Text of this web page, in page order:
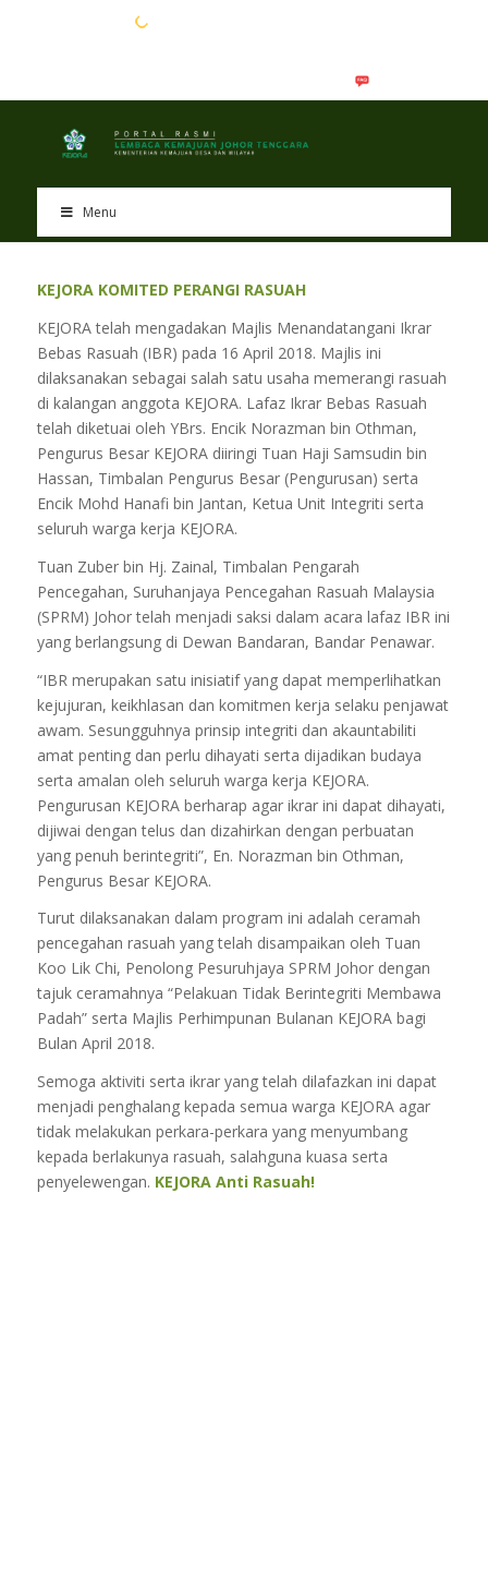
Menu
KEJORA KOMITED PERANGI RASUAH
KEJORA telah mengadakan Majlis Menandatangani Ikrar
Bebas Rasuah (IBR) pada 16 April 2018. Majlis ini
dilaksanakan sebagai salah satu usaha memerangi rasuah
di kalangan anggota KEJORA. Lafaz Ikrar Bebas Rasuah
telah diketuai oleh YBrs. Encik Norazman bin Othman,
Pengurus Besar KEJORA diiringi Tuan Haji Samsudin bin
Hassan, Timbalan Pengurus Besar (Pengurusan) serta
Encik Mohd Hanafi bin Jantan, Ketua Unit Integriti serta
seluruh warga kerja KEJORA.
Tuan Zuber bin Hj. Zainal, Timbalan Pengarah
Pencegahan, Suruhanjaya Pencegahan Rasuah Malaysia
(SPRM) Johor telah menjadi saksi dalam acara lafaz IBR ini
yang berlangsung di Dewan Bandaran, Bandar Penawar.
“IBR merupakan satu inisiatif yang dapat memperlihatkan
kejujuran, keikhlasan dan komitmen kerja selaku penjawat
awam. Sesungguhnya prinsip integriti dan akauntabiliti
amat penting dan perlu dihayati serta dijadikan budaya
serta amalan oleh seluruh warga kerja KEJORA.
Pengurusan KEJORA berharap agar ikrar ini dapat dihayati,
dijiwai dengan telus dan dizahirkan dengan perbuatan
yang penuh berintegriti”, En. Norazman bin Othman,
Pengurus Besar KEJORA.
Turut dilaksanakan dalam program ini adalah ceramah
pencegahan rasuah yang telah disampaikan oleh Tuan
Koo Lik Chi, Penolong Pesuruhjaya SPRM Johor dengan
tajuk ceramahnya “Pelakuan Tidak Berintegriti Membawa
Padah” serta Majlis Perhimpunan Bulanan KEJORA bagi
Bulan April 2018.
Semoga aktiviti serta ikrar yang telah dilafazkan ini dapat
menjadi penghalang kepada semua warga KEJORA agar
tidak melakukan perkara-perkara yang menyumbang
kepada berlakunya rasuah, salahguna kuasa serta
penyelewengan. KEJORA Anti Rasuah!